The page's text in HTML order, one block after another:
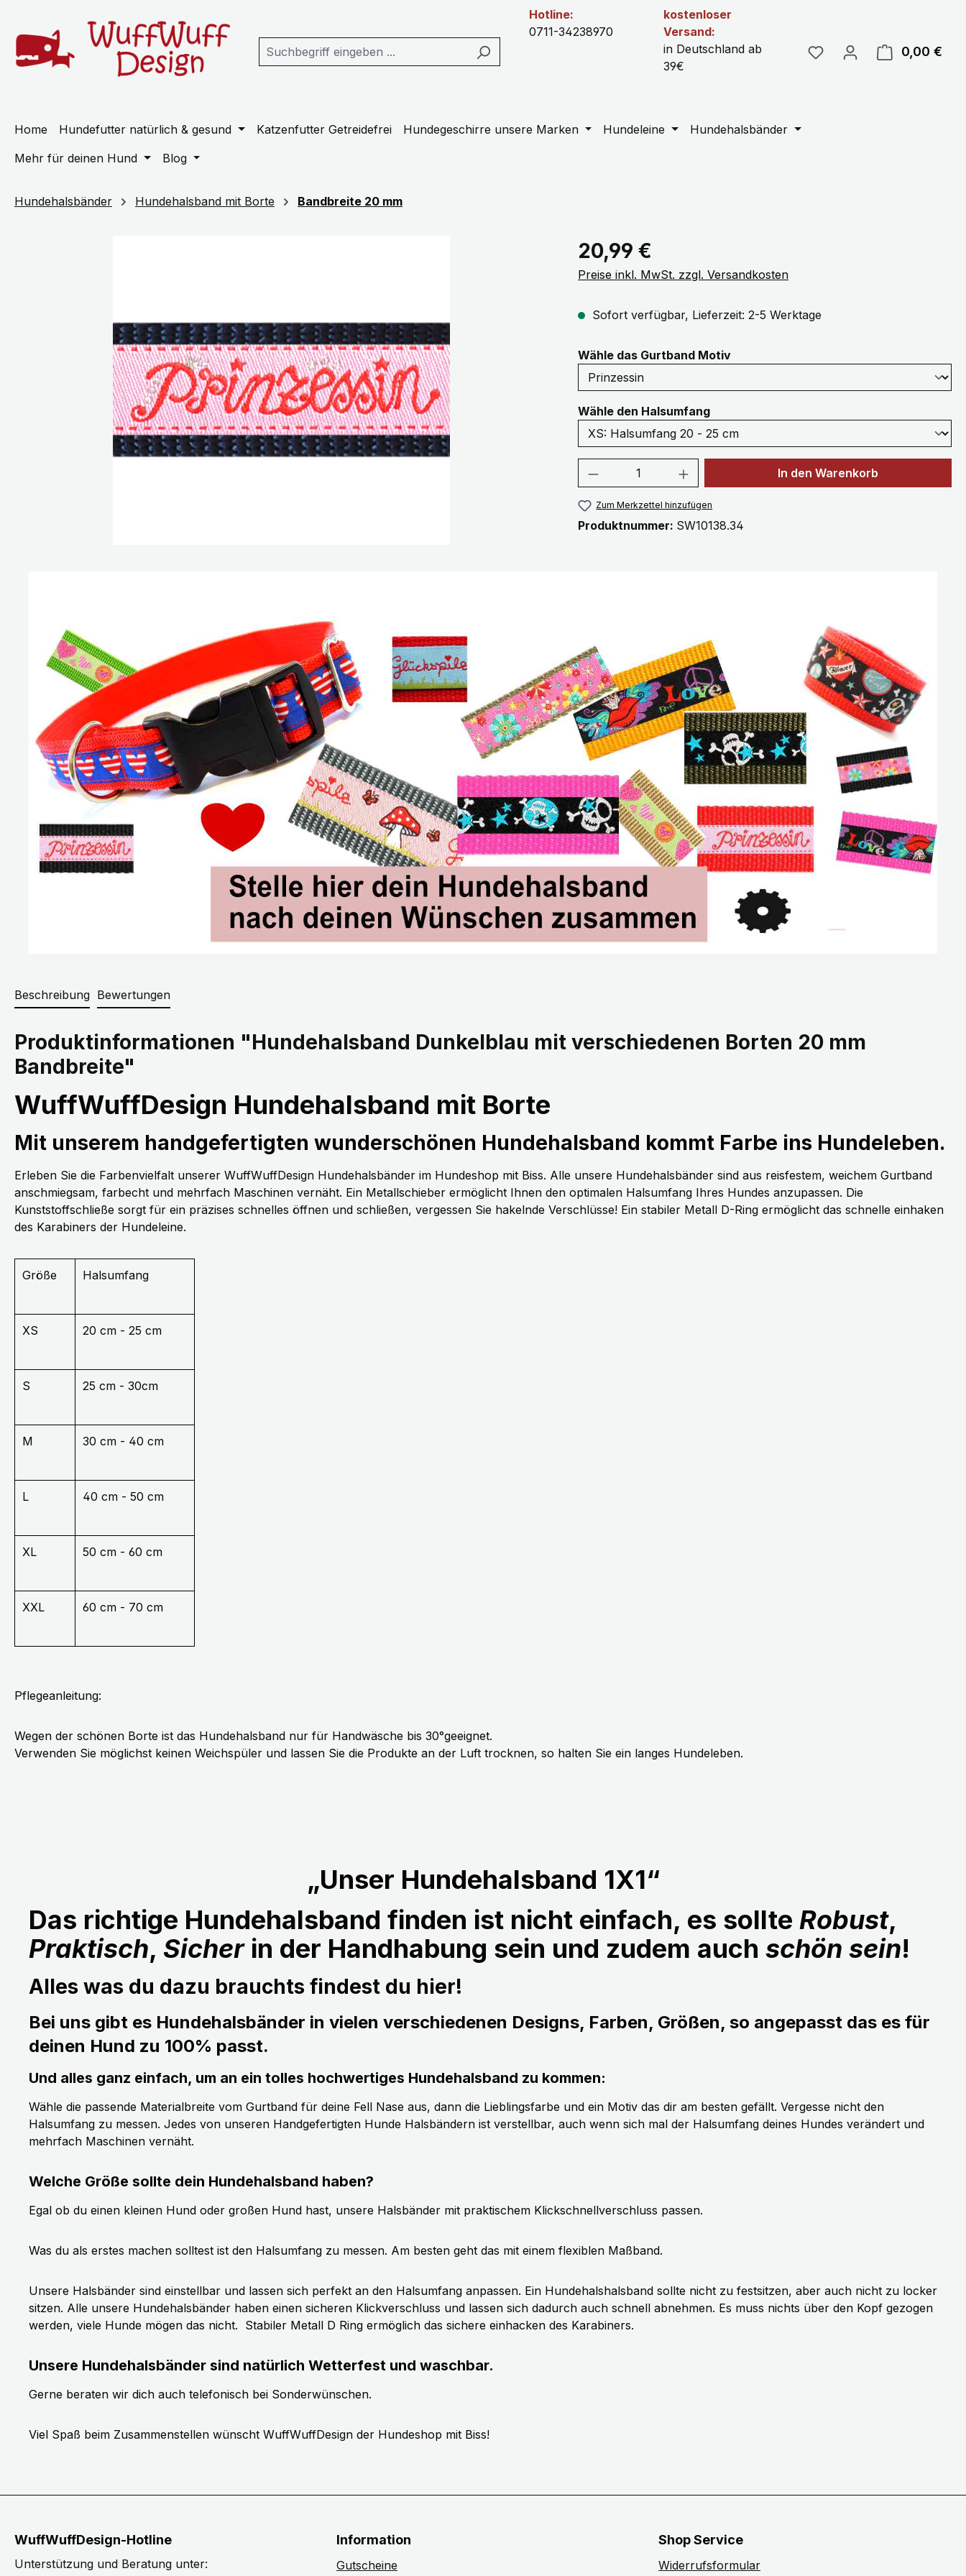
Hotline:
0711-34238970
kostenloser
Versand:
in Deutschland ab
39€
0,00 €
Home Hundefutter natürlich & gesund Katzenfutter Getreidefrei Hundegeschirre unsere Marken Hundeleine
Hundehalsbänder
Mehr für deinen Hund
Blog
Hundehalsbänder Hundehalsband mit Borte Bandbreite 20 mm
Regulärer Preis:
20,99 €
Preise inkl. MwSt. zzgl. Versandkosten
Sofort verfügbar, Lieferzeit: 2-5 Werktage
Wähle das Gurtband Motivauswählen
Wähle den Halsumfangauswählen
Produkt Anzahl: Gib den gewünschten Wert
In den Warenkorb
Zum Merkzettel hinzufügen
Produktnummer: SW10138.34
Beschreibung Bewertungen
Produktinformationen "Hundehalsband Dunkelblau mit verschiedenen Borten 20 mm
Bandbreite"
WuffWuffDesign Hundehalsband mit Borte
Mit unserem handgefertigten wunderschönen Hundehalsband kommt Farbe ins Hundeleben.
Erleben Sie die Farbenvielfalt unserer WuffWuffDesign Hundehalsbänder im Hundeshop mit Biss. Alle unsere Hundehalsbänder sind aus reisfestem, weichem Gurtband
anschmiegsam, farbecht und mehrfach Maschinen vernäht. Ein Metallschieber ermöglicht Ihnen den optimalen Halsumfang Ihres Hundes anzupassen. Die
Kunststoffschließe sorgt für ein präzises schnelles öffnen und schließen, vergessen Sie hakelnde Verschlüsse! Ein stabiler Metall D-Ring ermöglicht das schnelle einhaken
des Karabiners der Hundeleine.
Größe Halsumfang
XS 20 cm - 25 cm
S 25 cm - 30cm
M 30 cm - 40 cm
L 40 cm - 50 cm
XL 50 cm - 60 cm
XXL 60 cm - 70 cm
Pflegeanleitung:
Wegen der schönen Borte ist das Hundehalsband nur für Handwäsche bis 30°geeignet.
Verwenden Sie möglichst keinen Weichspüler und lassen Sie die Produkte an der Luft trocknen, so halten Sie ein langes Hundeleben.
„Unser Hundehalsband 1X1“
Das richtige Hundehalsband finden ist nicht einfach, es sollte Robust,
Praktisch, Sicherin der Handhabung sein und zudem auch schön sein!
Alles was du dazu brauchts findest du hier!
Bei uns gibt es Hundehalsbänder in vielen verschiedenen Designs, Farben, Größen, so angepasst das es für
deinen Hund zu 100% passt.
Und alles ganz einfach, um an ein tolles hochwertiges Hundehalsband zu kommen:
Wähle die passende Materialbreite vom Gurtband für deine Fell Nase aus, dann die Lieblingsfarbe und ein Motiv das dir am besten gefällt. Vergesse nicht den
Halsumfang zu messen. Jedes von unseren Handgefertigten Hunde Halsbändern ist verstellbar, auch wenn sich mal der Halsumfang deines Hundes verändert und
mehrfach Maschinen vernäht.
Welche Größe sollte dein Hundehalsband haben?
Egal ob du einen kleinen Hund oder großen Hund hast, unsere Halsbänder mit praktischem Klickschnellverschluss passen.
Was du als erstes machen solltest ist den Halsumfang zu messen. Am besten geht das mit einem flexiblen Maßband.
Unsere Halsbänder sind einstellbar und lassen sich perfekt an den Halsumfang anpassen. Ein Hundehalshalsband sollte nicht zu festsitzen, aber auch nicht zu locker
sitzen. Alle unsere Hundehalsbänder haben einen sicheren Klickverschluss und lassen sich dadurch auch schnell abnehmen. Es muss nichts über den Kopf gezogen
werden, viele Hunde mögen das nicht. Stabiler Metall D Ring ermöglich das sichere einhacken des Karabiners.
Unsere Hundehalsbänder sind natürlich Wetterfest und waschbar.
Gerne beraten wir dich auch telefonisch bei Sonderwünschen.
Viel Spaß beim Zusammenstellen wünscht WuffWuffDesign der Hundeshop mit Biss!
WuffWuffDesign-Hotline
Unterstützung und Beratung unter:
Information
Gutscheine
Shop Service
Widerrufsformular